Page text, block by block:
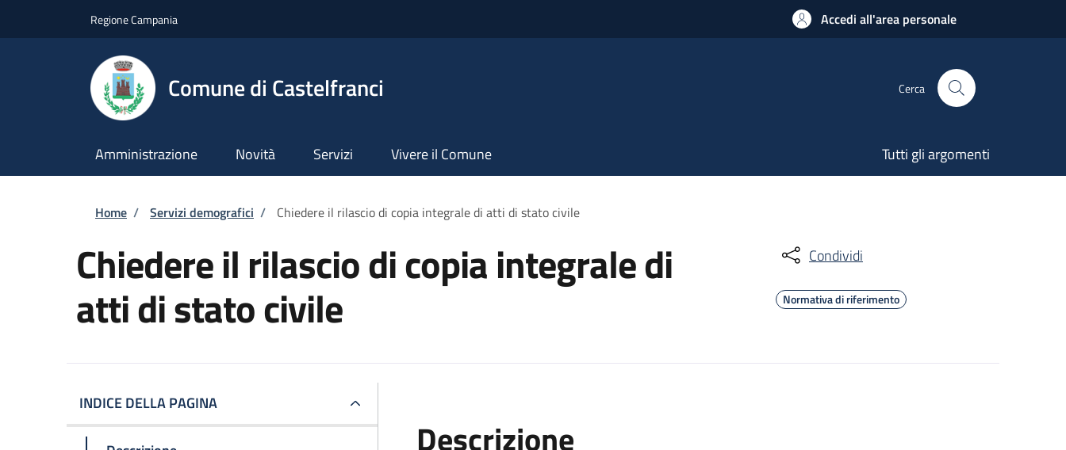
Regione Campania Accedi all'area personale
Comune di Castelfranci Cerca
Amministrazione Novità Servizi Vivere il Comune Tutti gli argomenti
Briciole di pane
Home / Servizi demografici / Chiedere il rilascio di copia integrale di atti di stato civile
Chiedere il rilascio di copia integrale di
atti di stato civile
Condividi
Normativa di riferimento
INDICE DELLA PAGINA
Descrizione